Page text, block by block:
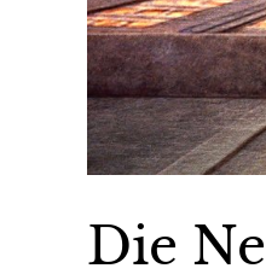
Die